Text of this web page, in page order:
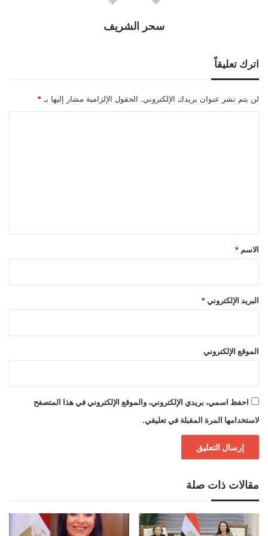
سحر الشريف
اترك تعليقاً
لن يتم نشر عنوان بريدك الإلكتروني. الحقول الإلزامية مشار إليها بـ *
*
الاسم *
البريد الإلكتروني *
الموقع الإلكتروني
احفظ اسمي، بريدي الإلكتروني، والموقع الإلكتروني في هذا المتصفح
لاستخدامها المرة المقبلة في تعليقي.
مقالات ذات صلة